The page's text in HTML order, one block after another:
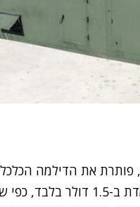
פותרת את הדילמה
אמורה לבצע יירוט מדויק יותר. עלות הירייה